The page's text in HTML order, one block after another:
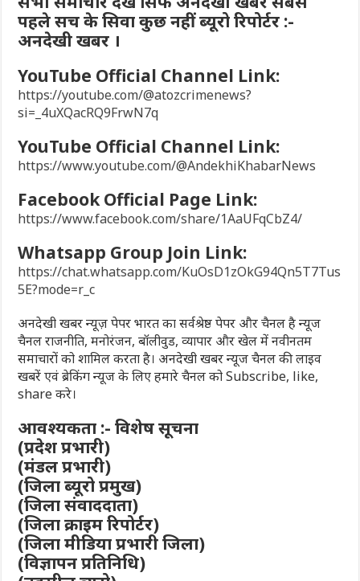
पहले सच के सिवा कुछ नहीं ब्यूरो रिपोर्टर :-
अनदेखी खबर ।
YouTube Official Channel Link:
https://youtube.com/@atozcrimenews?
si=_4uXQacRQ9FrwN7q
YouTube Official Channel Link:
https://www.youtube.com/@AndekhiKhabarNews
Facebook Official Page Link:
https://www.facebook.com/share/1AaUFqCbZ4/
Whatsapp Group Join Link:
https://chat.whatsapp.com/KuOsD1zOkG94Qn5T7Tus
5E?mode=r_c
अनदेखी खबर न्यूज़ पेपर भारत का सर्वश्रेष्ठ पेपर और चैनल है न्यूज
चैनल राजनीति, मनोरंजन, बॉलीवुड, व्यापार और खेल में नवीनतम
समाचारों को शामिल करता है। अनदेखी खबर न्यूज चैनल की लाइव
खबरें एवं ब्रेकिंग न्यूज के लिए हमारे चैनल को Subscribe, like,
share करे।
आवश्यकता :- विशेष सूचना
(प्रदेश प्रभारी)
(मंडल प्रभारी)
(जिला ब्यूरो प्रमुख)
(जिला संवाददाता)
(जिला क्राइम रिपोर्टर)
(जिला मीडिया प्रभारी जिला)
(विज्ञापन प्रतिनिधि)